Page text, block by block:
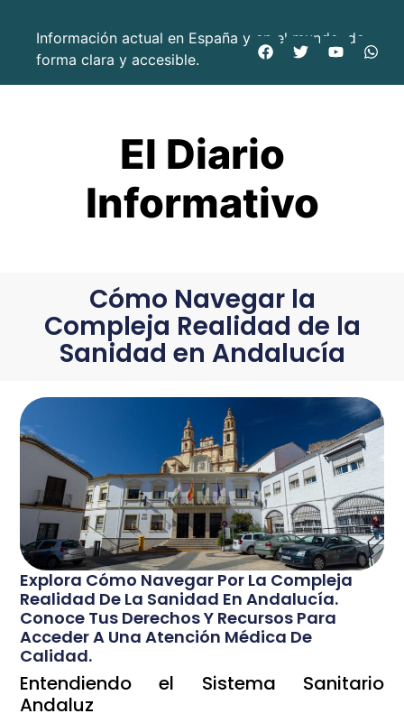
Información actual en España y en el mundo, de
forma clara y accesible.
El Diario
Informativo
Cómo Navegar la
Compleja Realidad de la
Sanidad en Andalucía
Explora Cómo Navegar Por La Compleja
Realidad De La Sanidad En Andalucía.
Conoce Tus Derechos Y Recursos Para
Acceder A Una Atención Médica De
Calidad.
Entendiendo el Sistema Sanitario
Andaluz